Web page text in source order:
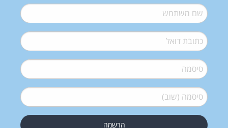
שם משתמש*
דואל*
סיסמה*
סיסמה (שוב)*